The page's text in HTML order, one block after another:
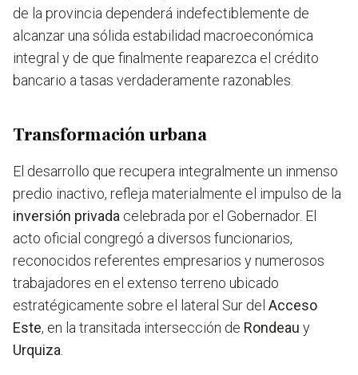
de la provincia dependerá indefectiblemente de
alcanzar una sólida estabilidad macroeconómica
integral y de que finalmente reaparezca el crédito
bancario a tasas verdaderamente razonables.
Transformación urbana
El desarrollo que recupera integralmente un inmenso
predio inactivo, refleja materialmente el impulso de la
inversión privada celebrada por el Gobernador. El
acto oficial congregó a diversos funcionarios,
reconocidos referentes empresarios y numerosos
trabajadores en el extenso terreno ubicado
estratégicamente sobre el lateral Sur del Acceso
Este, en la transitada intersección de Rondeau y
Urquiza